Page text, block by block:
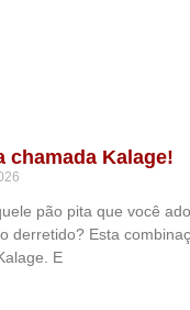
chamada Kalage!
pão pita que você
derretido? Esta
E